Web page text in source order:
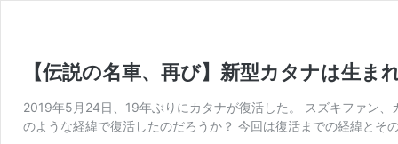
【伝説の名車、再び】新型カタナは生
2019年5月24日、19年ぶりにカタナが復活した。 スズキファン
のような経緯で復活したのだろうか？ 今回は復活までの経緯と